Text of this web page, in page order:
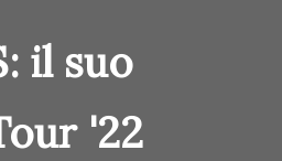
il suo
'22